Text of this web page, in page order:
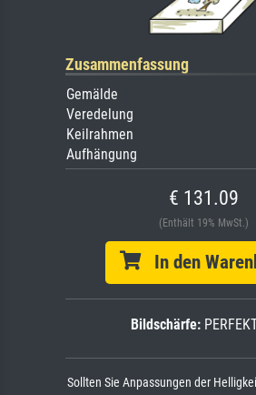
Zusammenfassung
Gemälde
Veredelung
Keilrahmen
Aufhängung
€ 131.09
(Enthält 19% MwSt.)
In den
Bildschärfe:
Sollten Sie Anpassungen der